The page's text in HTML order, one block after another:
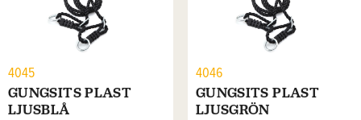
4045
GUNGSITS PLAST
LJUSBLÅ
4046
GUNGSITS PLAST
LJUSGRÖN